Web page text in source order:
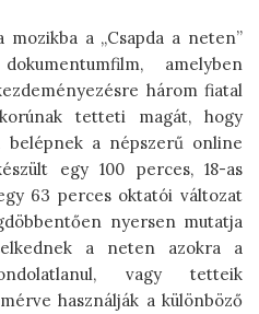
mozikba a „Csapda a neten”
amelyben
három fiatal
tetteti magát, hogy
a népszerű online
egy 100 perces, 18-as
63 perces oktatói változat
nyersen mutatja
a neten azokra a
vagy tetteik
használják a különböző